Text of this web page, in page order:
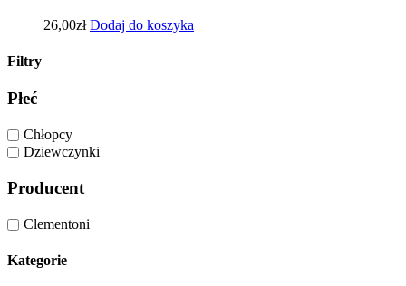
26,00zł Dodaj do koszyka
Filtry
Płeć
Chłopcy
Dziewczynki
Producent
Clementoni
Kategorie